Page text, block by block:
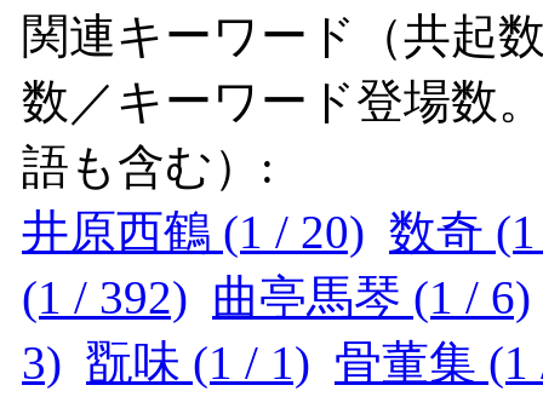
関連キーワード（共起
数／キーワード登場数
語も含む）:
井原西鶴 (1 / 20) 数奇
(1 / 392) 曲亭馬琴 (1 / 6)
3) 翫味 (1 / 1) 骨董集 (1